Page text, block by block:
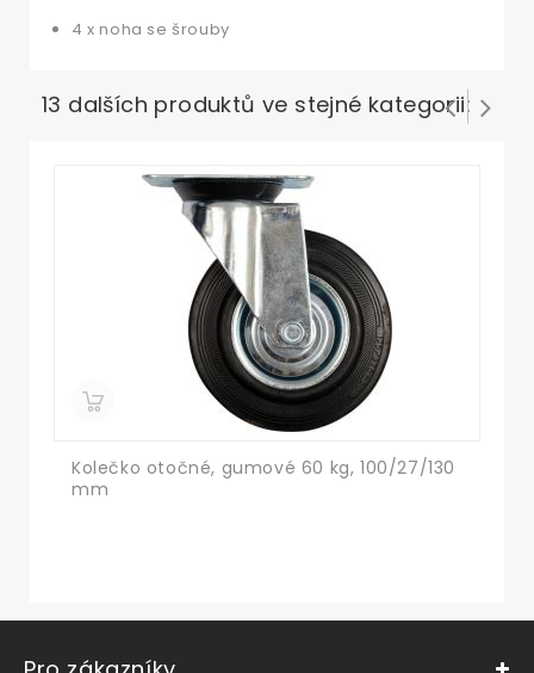
4 x noha se šrouby
13 dalších produktů ve stejné kategorii:
Kolečko otočné, gumové 60 kg, 100/27/130
mm